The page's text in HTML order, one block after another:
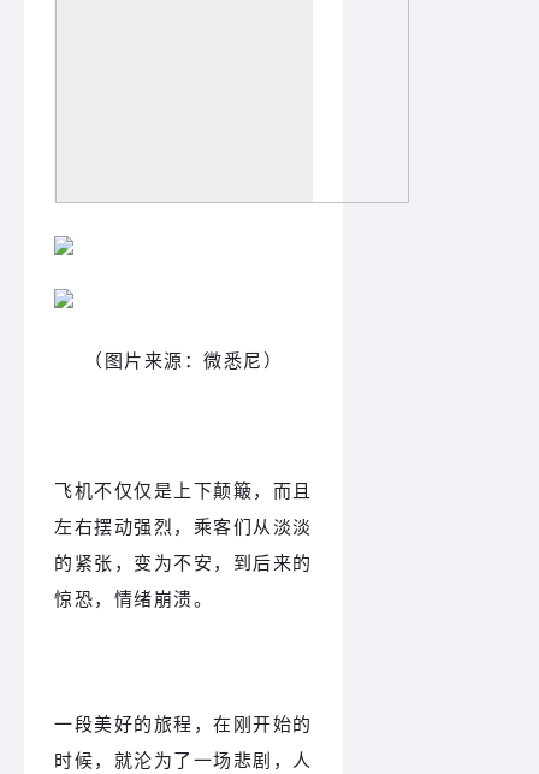
（图片来源：微悉尼）
飞机不仅仅是上下颠簸，而且
左右摆动强烈，乘客们从淡淡
的紧张，变为不安，到后来的
惊恐，情绪崩溃。
一段美好的旅程，在刚开始的
时候，就沦为了一场悲剧，人